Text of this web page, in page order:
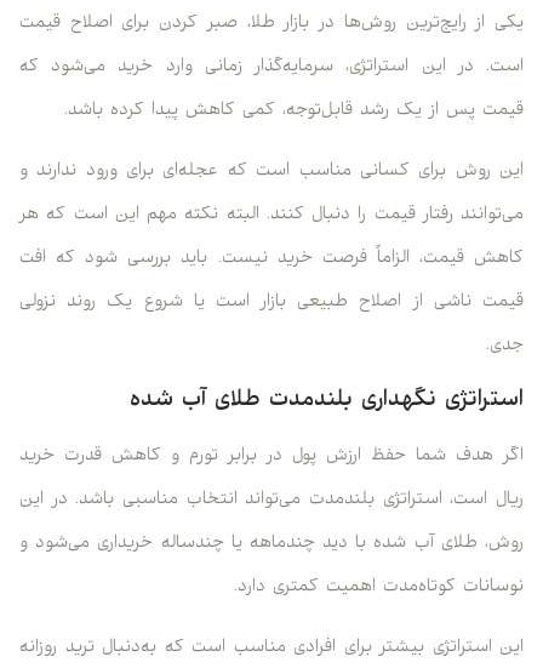
یکی از رایج‌ترین روش‌ها در بازار طلا، صبر کردن برای اصلاح قیمت
است. در این استراتژی، سرمایه‌گذار زمانی وارد خرید می‌شود که
قیمت پس از یک رشد قابل‌توجه، کمی کاهش پیدا کرده باشد.
این روش برای کسانی مناسب است که عجله‌ای برای ورود ندارند و
می‌توانند رفتار قیمت را دنبال کنند. البته نکته مهم این است که هر
کاهش قیمت، الزاماً فرصت خرید نیست. باید بررسی شود که افت
قیمت ناشی از اصلاح طبیعی بازار است یا شروع یک روند نزولی
جدی.
استراتژی نگهداری بلندمدت طلای آب شده
اگر هدف شما حفظ ارزش پول در برابر تورم و کاهش قدرت خرید
ریال است، استراتژی بلندمدت می‌تواند انتخاب مناسبی باشد. در این
روش، طلای آب شده با دید چندماهه یا چندساله خریداری می‌شود و
نوسانات کوتاه‌مدت اهمیت کمتری دارد.
این استراتژی بیشتر برای افرادی مناسب است که به‌دنبال ترید روزانه